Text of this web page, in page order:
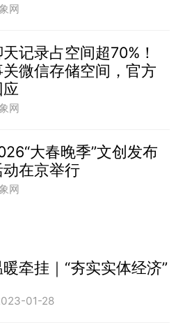
网
记录占空间超70%！
关微信存储空间，官方
应
网
大春晚季”文创发布
动在京举行
网
牵挂｜“夯实实体经济”
01-28